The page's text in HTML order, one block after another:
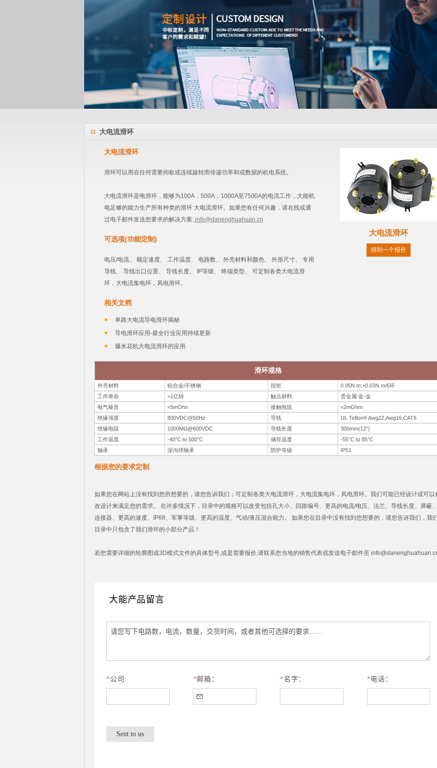
大电流滑环
大电流滑环
滑环可以用在任何需要间歇或连续旋转而传递功率和或数据的机电系统。
大电流滑环是电滑环，能够为100A，500A，1000A至7500A的电流工作，大能机
电足够的能力生产所有种类的滑环 大电流滑环。如果您有任何兴趣，请在线或通
过电子邮件发送您要求的解决方案: info@danenghuahuan.cn
可选项(功能定制)
电压/电流、 额定速度、 工作温度、 电路数、 外壳材料和颜色、 外形尺寸、 专用
导线、 导线出口位置、 导线长度、 IP等级、 终端类型、 可定制各类大电流滑
环，大电流集电环，风电滑环。
相关文档
单路大电流导电滑环揭秘
导电滑环应用-最全行业应用持续更新
爆米花机大电流滑环的应用
大电流滑环
得到一个报价
滑环规格
外壳材料 铝合金/不锈钢 扭矩
0.05N.m;+0.03N.m/6环
工作寿命
>1亿转 触点材料
贵金属:金-金
电气噪音
<5mOhn 接触电阻
<2mOhm
绝缘强度
800VDC@50Hz 导线
UL Teflon® Awg22,Awg16,CAT6
绝缘电阻
1000MΩ@600VDC 导线长度
300mm(12")
工作温度
-40°C to 500°C 储存温度
-55°C to 85°C
轴承
深沟球轴承 防护等级 IP51
根据您的要求定制
如果您在网站上没有找到您所想要的，请您告诉我们；可定制各类大电流滑环，大电流集电环，风电滑环。我们可能已经设计或可以
改设计来满足您的需求。 在许多情况下，目录中的规格可以改变包括孔大小、回路编号、更高的电流/电压、法兰、导线长度、屏蔽、
连接器、更高的速度、IP68、军事等级、更高的温度、气动/液压混合能力。 如果您在目录中没有找到您想要的，请您告诉我们，我
目录中只包含了我们滑环的小部分产品！
若您需要详细的轮廓图或3D模式文件的具体型号,或是需要报价,请联系您当地的销售代表或发送电子邮件至